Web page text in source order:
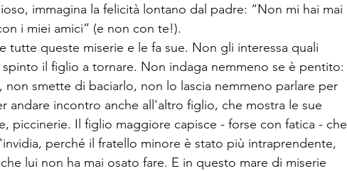
immagina la felicità lontano dal padre: “Non mi hai mai
i miei amici” (e non con te!).
tutte queste miserie e le fa sue. Non gli interessa quali
il figlio a tornare. Non indaga nemmeno se è pentito:
smette di baciarlo, non lo lascia nemmeno parlare per
andare incontro anche all'altro figlio, che mostra le sue
piccinerie. Il figlio maggiore capisce - forse con fatica - che
perché il fratello minore è stato più intraprendente,
lui non ha mai osato fare. E in questo mare di miserie